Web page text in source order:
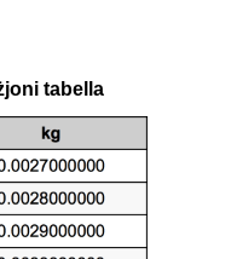
tabella